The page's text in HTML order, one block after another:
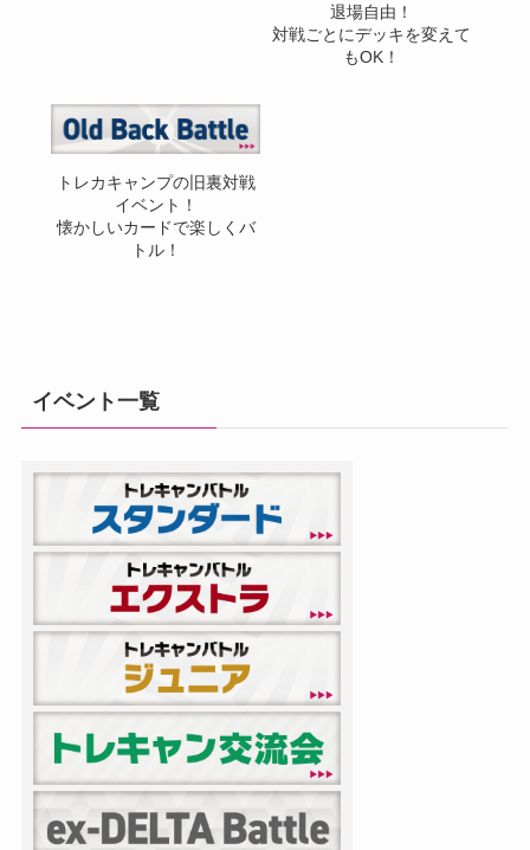
退場自由！
対戦ごとにデッキを変えて
もOK！
トレカキャンプの旧裏対戦
イベント！
懐かしいカードで楽しくバ
トル！
イベント一覧